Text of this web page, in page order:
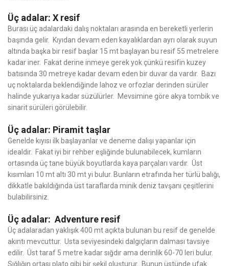
Üç adalar: X resif
Burası üç adalardaki dalış noktaları arasında en bereketli yerlerin
başında gelir. Kıyıdan devam eden kayalıklardan ayrı olarak suyun
altında başka bir resif başlar 15 mt başlayan bu resif 55 metrelere
kadar iner. Fakat derine inmeye gerek yok çünkü resifin kuzey
batısında 30 metreye kadar devam eden bir duvar da vardır. Bazı
uç noktalarda beklendiğinde lahoz ve orfozlar derinden sürüler
halinde yukarıya kadar süzülürler. Mevsimine göre akya tombik ve
sinarit sürüleri görülebilir.
Üç adalar: Piramit taşlar
Genelde kıyısı ilk başlayanlar ve deneme dalışı yapanlar için
idealdir. Fakat iyi bir rehber eşliğinde bulunabilecek, kumların
ortasında üç tane büyük boyutlarda kaya parçaları vardır. Üst
kısımları 10 mt altı 30 mt yi bulur. Bunların etrafında her türlü balığı,
dikkatle bakıldığında üst taraflarda minik deniz tavşanı çeşitlerini
bulabilirsiniz.
Üç adalar: Adventure resif
Üç adalaradan yaklışık 400 mt açıkta bulunan bu resif de genelde
akıntı mevcuttur. Usta seviyesindeki dalgıçların dalması tavsiye
edilir. Üst taraf 5 metre kadar sığdır ama derinlik 60-70 leri bulur.
Sığlığın ortası plato gibi bir şekil oluşturur. Bunun üstünde ufak